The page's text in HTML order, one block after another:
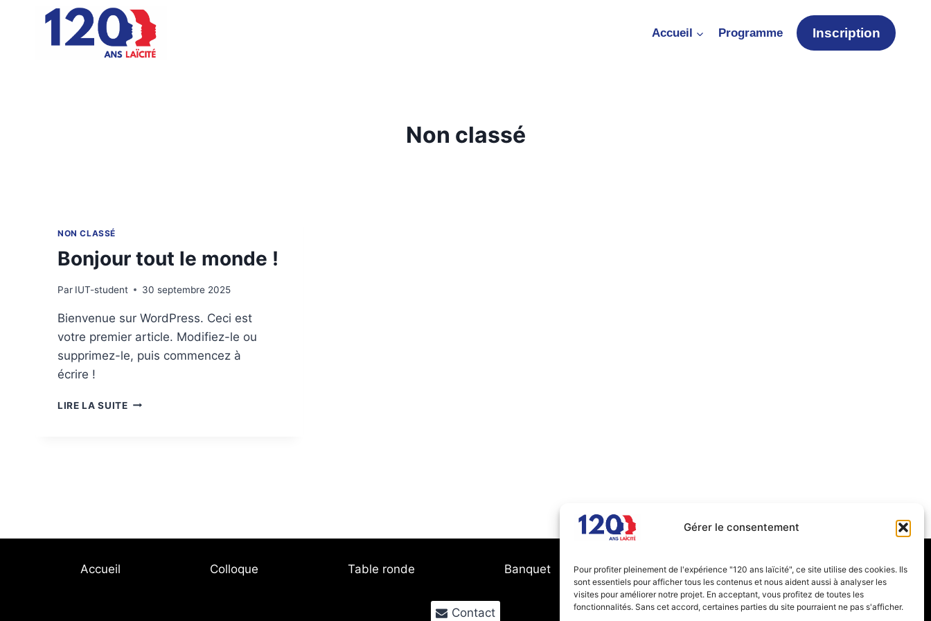
Gérer le consentement
Pour profiter pleinement de l'expérience "120 ans laïcité", ce site utilise des cookies. Ils
sont essentiels pour afficher tous les contenus et nous aident aussi à analyser les
visites pour améliorer notre projet. En acceptant, vous profitez de toutes les
fonctionnalités. Sans cet accord, certaines parties du site pourraient ne pas s'afficher.
Accueil Programme Inscription
Non classé
NON CLASSÉ
Bonjour tout le monde !
Par IUT-student 30 septembre 2025
Bienvenue sur WordPress. Ceci est
votre premier article. Modifiez-le ou
supprimez-le, puis commencez à
écrire !
LIRE LA SUITEBONJOUR
Accueil Colloque Table ronde Banquet Programme Inscription
Contact